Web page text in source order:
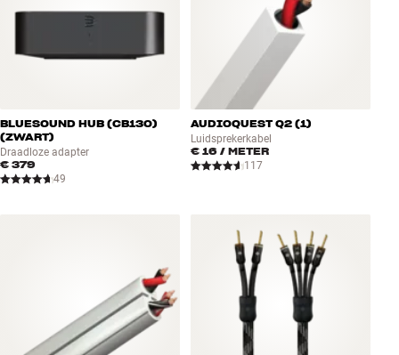
BLUESOUND HUB (CB130)
(ZWART)
Draadloze adapter
€ 379
49
AUDIOQUEST Q2 (1)
Luidsprekerkabel
€ 16 / METER
117